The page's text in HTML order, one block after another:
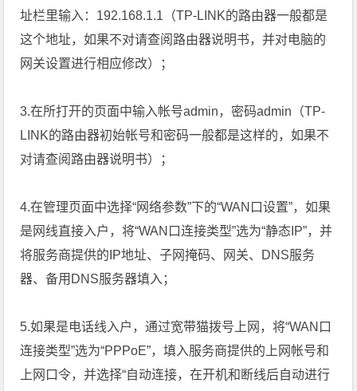
址栏里输入：192.168.1.1（TP-LINK的路由器一般都是
这个地址，如果不对请查阅路由器说明书，并对电脑的
网关设置进行相应修改）；
3.在所打开的页面中输入帐号admin，密码admin（TP-
LINK的路由器初始帐号和密码一般都是这样的，如果不
对请查阅路由器说明书）；
4.在管理页面中选择“网络参数”下的“WAN口设置”，如果
是网线直接入户，将“WAN口连接类型”选为“静态IP”，并
将服务商提供的IP地址、子网掩码、网关、DNS服务
器、备用DNS服务器填入；
5.如果是电话线入户，通过宽带猫拨号上网，将“WAN口
连接类型”选为“PPPoE”，填入服务商提供的上网帐号和
上网口令，并选择“自动连接，在开机和断线后自动进行